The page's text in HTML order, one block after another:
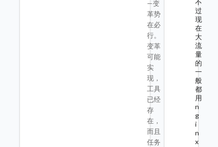
—变
革势
在必
行。
变革
可能
实
现，
工具
已经
存
在，
而且
任务
过
现
在
大
流
量
的
一
般
都
用
n
g
i
n
x